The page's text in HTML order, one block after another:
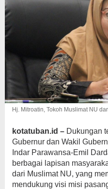
Hj. Mitroatin, Tokoh Muslimat NU
kotatuban.id – Dukungan
Gubernur dan Wakil
Indar Parawansa-Emil
berbagai lapisan
dari Muslimat NU, yang
mendukung visi misi